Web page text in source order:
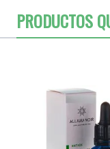
PRODUCTOS